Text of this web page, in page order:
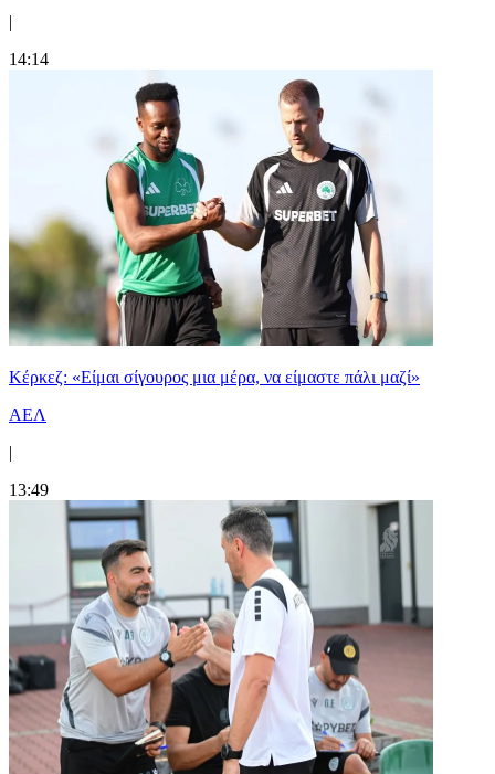
|
14:14
Κέρκεζ: «Είμαι σίγουρος μια μέρα, να είμαστε πάλι μαζί»
ΑΕΛ
|
13:49